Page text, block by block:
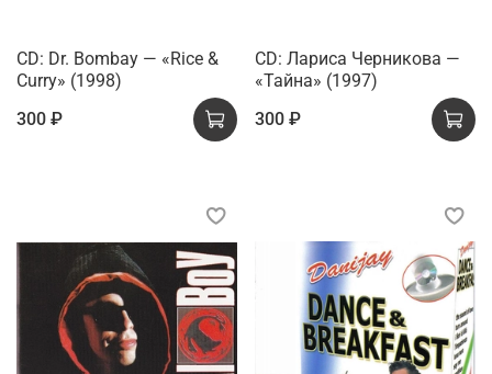
CD: Dr. Bombay — «Rice &
Curry» (1998)
300 ₽
CD: Лариса Черникова —
«Тайна» (1997)
300 ₽